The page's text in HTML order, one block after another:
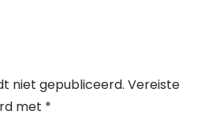
niet gepubliceerd. Vereiste
met *